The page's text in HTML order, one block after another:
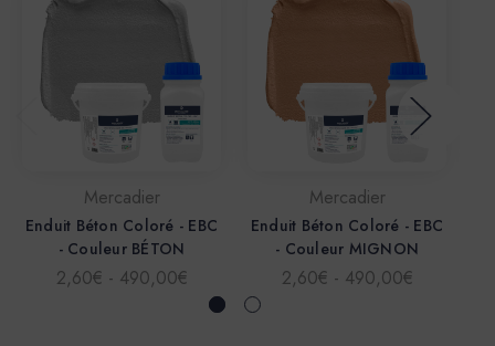
Mercadier
Enduit Béton Coloré - EBC
- Couleur BÉTON
2,60€ - 490,00€
Mercadier
Enduit Béton Coloré - EBC
- Couleur MIGNON
2,60€ - 490,00€